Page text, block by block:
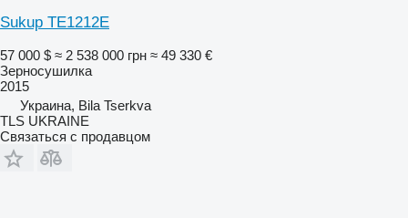
Sukup TE1212E
57 000 $ ≈ 2 538 000 грн ≈ 49 330 €
Зерносушилка
2015
Украина, Bila Tserkva
TLS UKRAINE
Связаться с продавцом